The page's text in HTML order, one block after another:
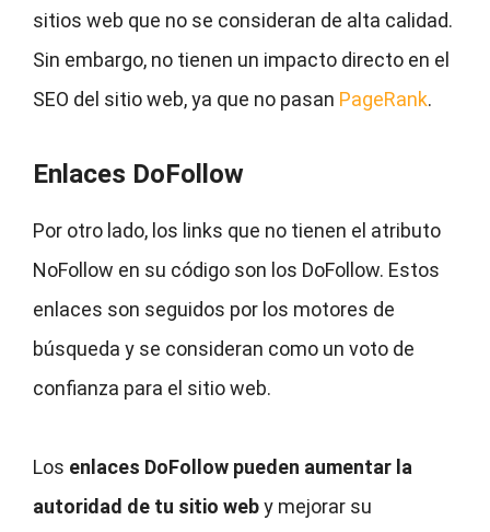
sitios web que no se consideran de alta calidad.
Sin embargo, no tienen un impacto directo en el
SEO del sitio web, ya que no pasan PageRank.
Enlaces DoFollow
Por otro lado, los links que no tienen el atributo
NoFollow en su código son los DoFollow. Estos
enlaces son seguidos por los motores de
búsqueda y se consideran como un voto de
confianza para el sitio web.
Los enlaces DoFollow pueden aumentar la
autoridad de tu sitio weby mejorar su